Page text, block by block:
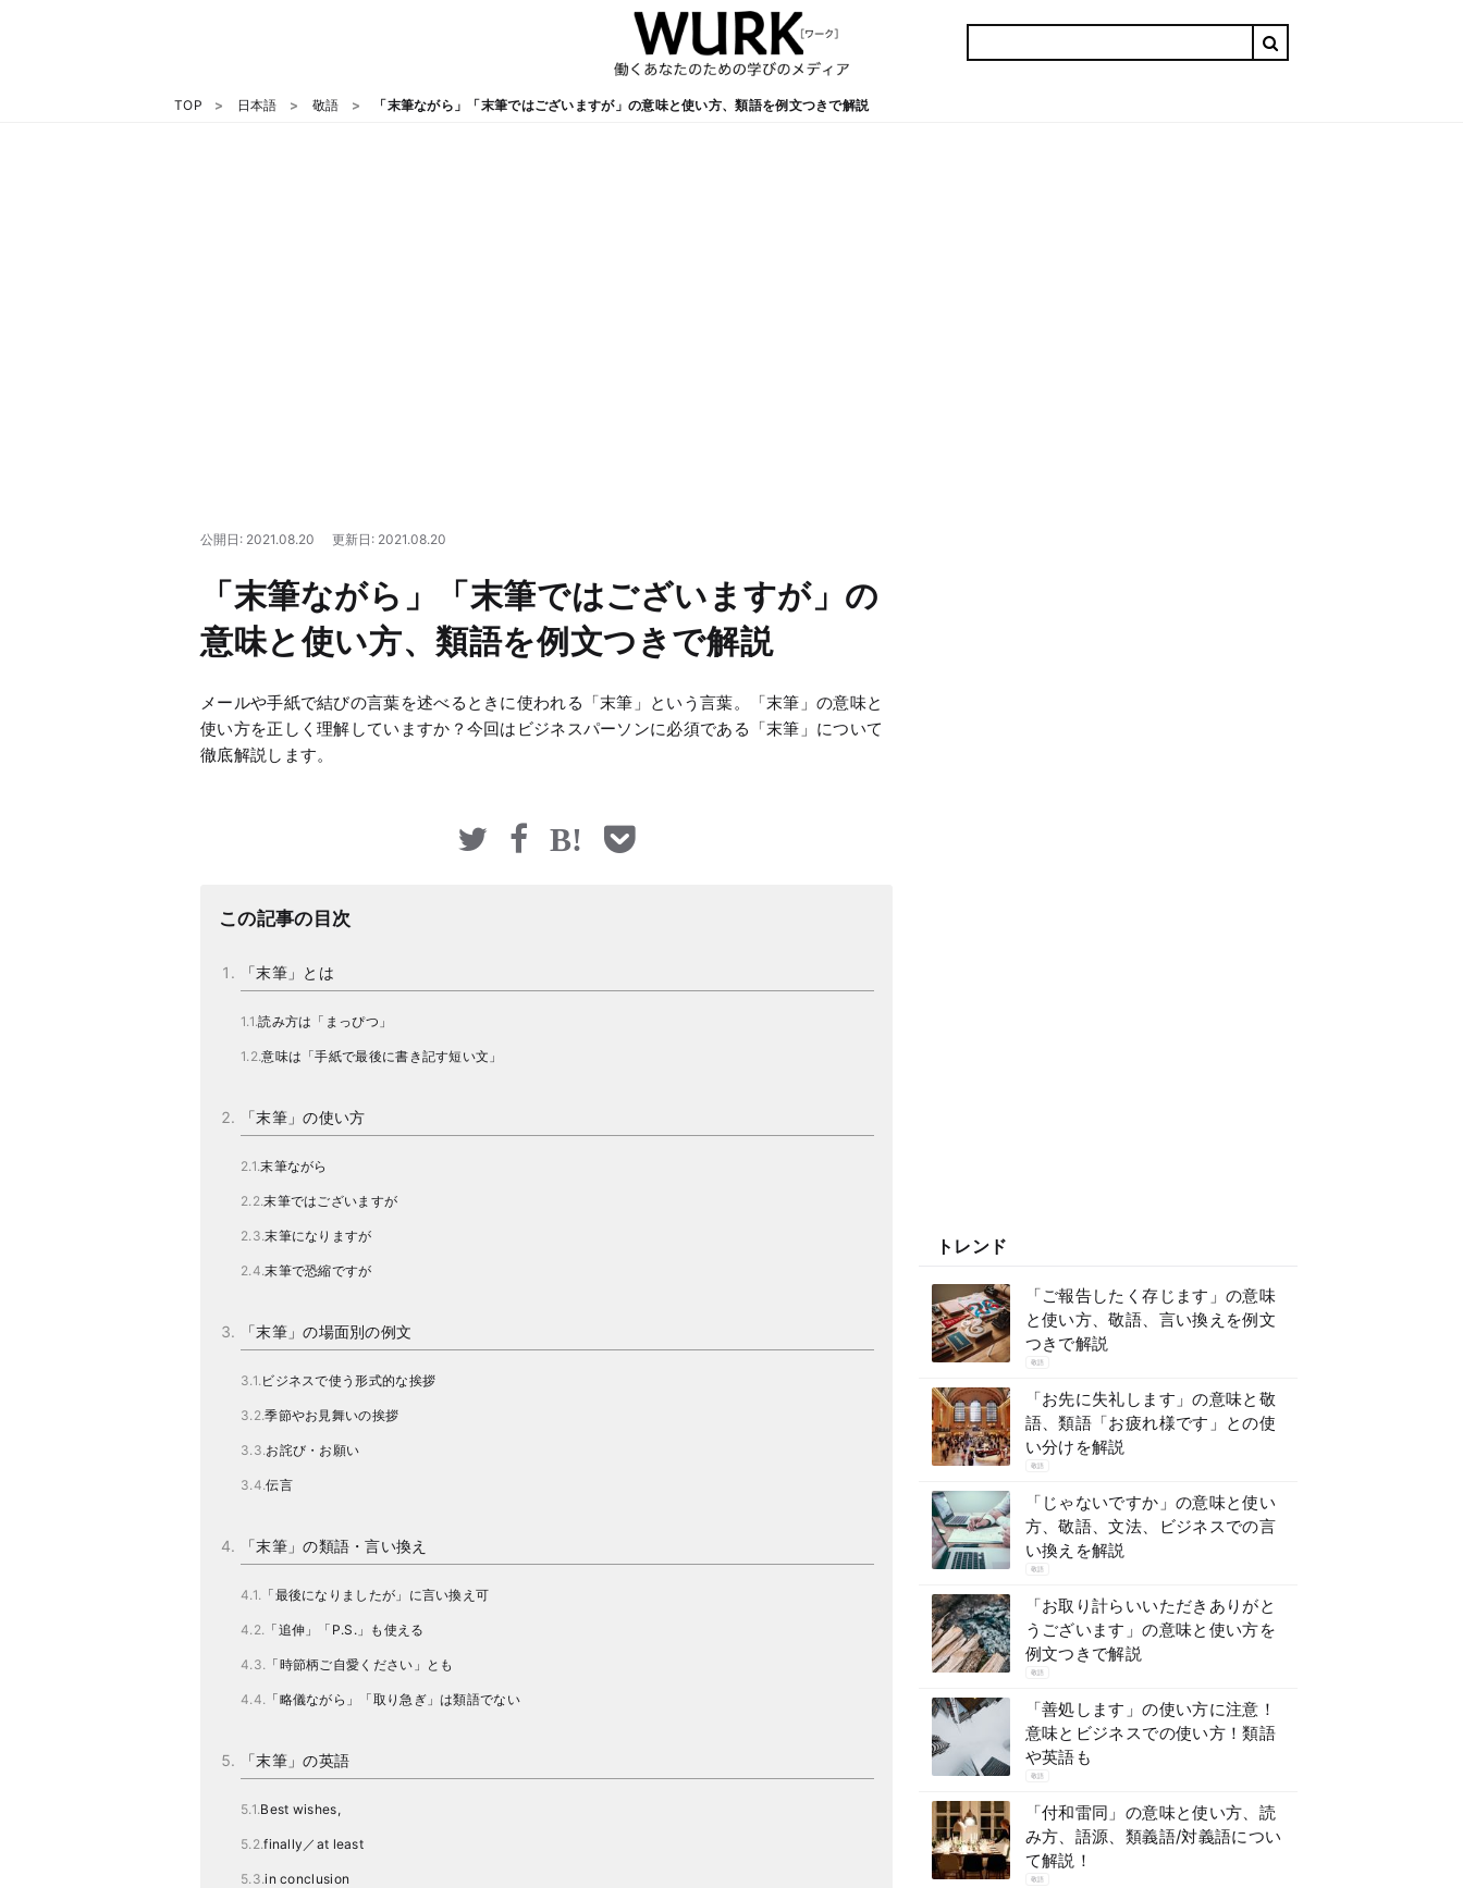
TOP 日本語 敬語 「末筆ながら」「末筆ではございますが」の意味と使い方、類語を例文つきで解説
公開日: 2021.08.20 更新日: 2021.08.20
「末筆ながら」「末筆ではございますが」の
意味と使い方、類語を例文つきで解説
メールや手紙で結びの言葉を述べるときに使われる「末筆」という言葉。「末筆」の意味と
使い方を正しく理解していますか？今回はビジネスパーソンに必須である「末筆」について
徹底解説します。
この記事の目次
「末筆」とは
読み方は「まっぴつ」
意味は「手紙で最後に書き記す短い文」
「末筆」の使い方
末筆ながら
末筆ではございますが
末筆になりますが
末筆で恐縮ですが
「末筆」の場面別の例文
ビジネスで使う形式的な挨拶
季節やお見舞いの挨拶
お詫び・お願い
伝言
「末筆」の類語・言い換え
「最後になりましたが」に言い換え可
「追伸」「P.S.」も使える
「時節柄ご自愛ください」とも
「略儀ながら」「取り急ぎ」は類語でない
「末筆」の英語
Best wishes,
finally／at least
in conclusion
トレンド
「ご報告したく存じます」の意味
と使い方、敬語、言い換えを例文
つきで解説
敬語
「お先に失礼します」の意味と敬
語、類語「お疲れ様です」との使
い分けを解説
敬語
「じゃないですか」の意味と使い
方、敬語、文法、ビジネスでの言
い換えを解説
敬語
「お取り計らいいただきありがと
うございます」の意味と使い方を
例文つきで解説
敬語
「善処します」の使い方に注意！
意味とビジネスでの使い方！類語
や英語も
敬語
「付和雷同」の意味と使い方、読
み方、語源、類義語/対義語につい
て解説！
敬語